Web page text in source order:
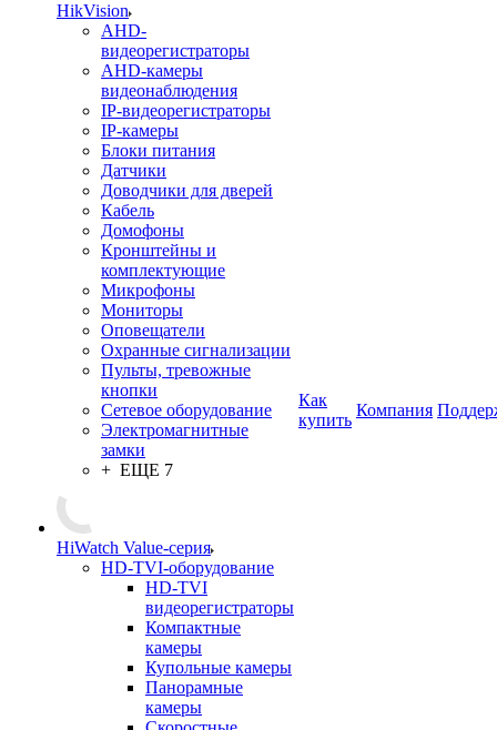
HikVision
AHD-
видеорегистраторы
AHD-камеры
видеонаблюдения
IP-видеорегистраторы
IP-камеры
Блоки питания
Датчики
Доводчики для дверей
Кабель
Домофоны
Кронштейны и
комплектующие
Микрофоны
Мониторы
Оповещатели
Охранные сигнализации
Пульты, тревожные
кнопки
Сетевое оборудование
Электромагнитные
замки
+ ЕЩЕ 7
HiWatch Value-серия
HD-TVI-оборудование
HD-TVI
видеорегистраторы
Компактные
камеры
Купольные камеры
Панорамные
камеры
Как
купить
Компания